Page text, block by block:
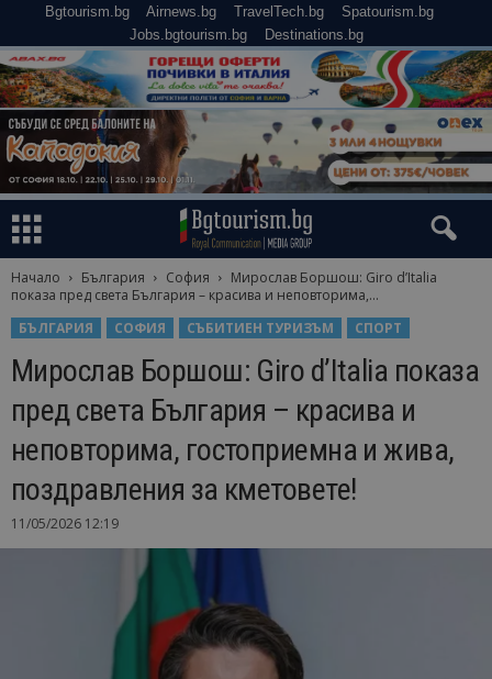
Bgtourism.bg Airnews.bg TravelTech.bg
Spatourism.bg
Jobs.bgtourism.bg
Destinations.bg
Начало България София
Мирослав Боршош: Giro d’Italia
показа пред света България – красива и неповторима,...
БЪЛГАРИЯ
СОФИЯ СЪБИТИЕН ТУРИЗЪМ СПОРТ
Мирослав Боршош: Giro d’Italia показа
пред света България – красива и
неповторима, гостоприемна и жива,
поздравления за кметовете!
11/05/2026 12:19